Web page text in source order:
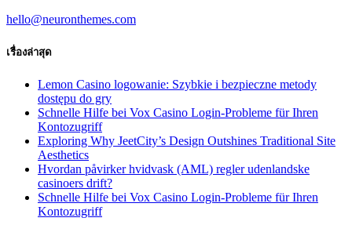
hello@neuronthemes.com
เรื่องล่าสุด
Lemon Casino logowanie: Szybkie i bezpieczne metody
dostępu do gry
Schnelle Hilfe bei Vox Casino Login-Probleme für Ihren
Kontozugriff
Exploring Why JeetCity’s Design Outshines Traditional Site
Aesthetics
Hvordan påvirker hvidvask (AML) regler udenlandske
casinoers drift?
Schnelle Hilfe bei Vox Casino Login-Probleme für Ihren
Kontozugriff